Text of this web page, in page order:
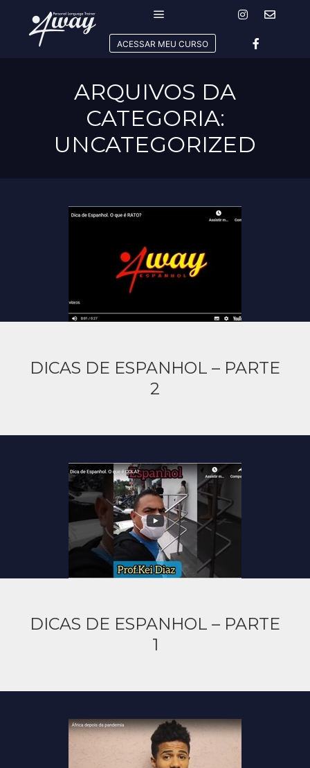
Menu principal
ACESSAR MEU CURSO
ARQUIVOS DA
CATEGORIA:
UNCATEGORIZED
DICAS DE ESPANHOL – PARTE
2
DICAS DE ESPANHOL – PARTE
1